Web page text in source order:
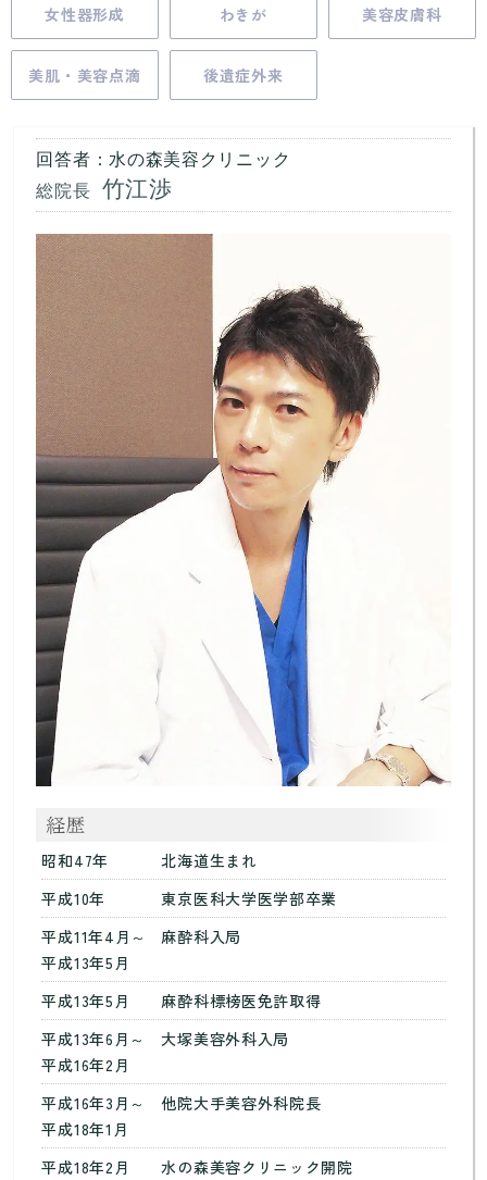
女性器形成 わきが 美容皮膚科
美肌・美容点滴 後遺症外来
回答者：水の森美容クリニック
総院長
竹江渉
昭和47年
北海道生まれ
平成10年
東京医科大学医学部卒業
平成11年4月～
平成13年5月
麻酔科入局
平成13年5月
麻酔科標榜医免許取得
平成13年6月～
平成16年2月
大塚美容外科入局
平成16年3月～
平成18年1月
他院大手美容外科院長
平成18年2月
水の森美容クリニック開院